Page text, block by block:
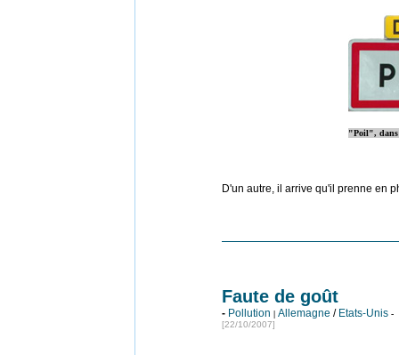
"Poil", dans
D'un autre, il arrive qu'il prenne en
Faute de goût
- Pollution | Allemagne / Etats-Unis -
[22/10/2007]